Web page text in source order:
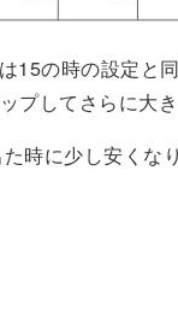
15の時の設定と同
プしてさらに大
時に少し安くな